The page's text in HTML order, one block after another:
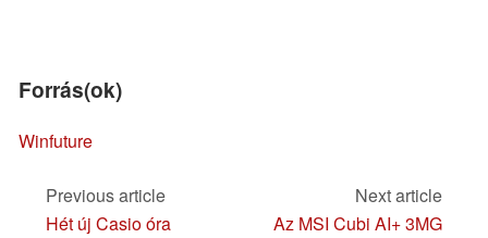
Forrás(ok)
Winfuture
Previous article
Hét új Casio óra
Next article
Az MSI Cubi AI+ 3MG